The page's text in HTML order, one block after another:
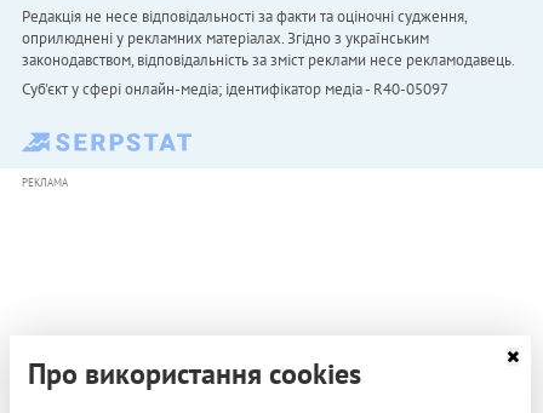
Редакція не несе відповідальності за факти та оціночні судження,
оприлюднені у рекламних матеріалах. Згідно з українським
законодавством, відповідальність за зміст реклами несе рекламодавець.
Cуб'єкт у сфері онлайн-медіа; ідентифікатор медіа - R40-05097
РЕКЛАМА
Про використання cookies